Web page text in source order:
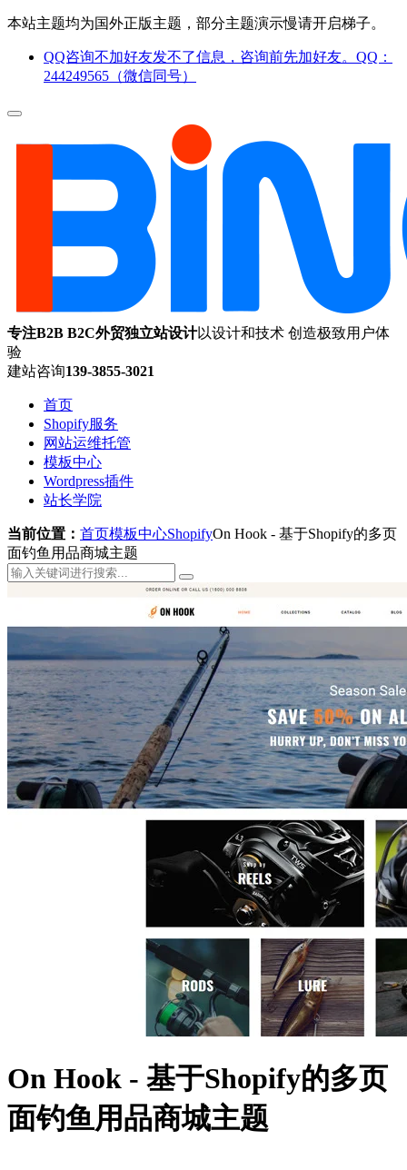
本站主题均为国外正版主题，部分主题演示慢请开启梯子。
QQ咨询不加好友发不了信息，咨询前先加好友。QQ：
244249565（微信同号）
专注B2B B2C外贸独立站设计以设计和技术 创造极致用户体
验
建站咨询139-3855-3021
首页
Shopify服务
网站运维托管
模板中心
Wordpress插件
站长学院
当前位置： 首页模板中心ShopifyOn Hook - 基于Shopify的多页
面钓鱼用品商城主题
On Hook - 基于Shopify的多页
面钓鱼用品商城主题